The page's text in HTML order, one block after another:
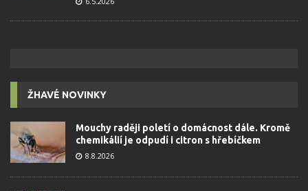
ŽHAVÉ NOVINKY
Mouchy raději poletí o domácnost dále. Kromě
chemikálií je odpudí i citron s hřebíčkem
8.8.2026